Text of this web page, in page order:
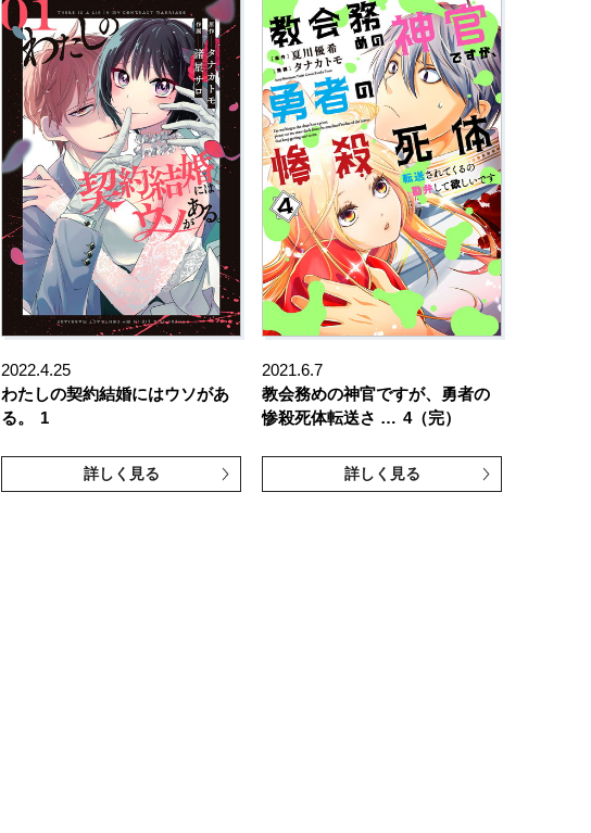
2022.4.25
わたしの契約結婚にはウソがあ
る。
1
詳しく見る
2021.6.7
教会務めの神官ですが、勇者の
惨殺死体転送さ … 4（完）
詳しく見る